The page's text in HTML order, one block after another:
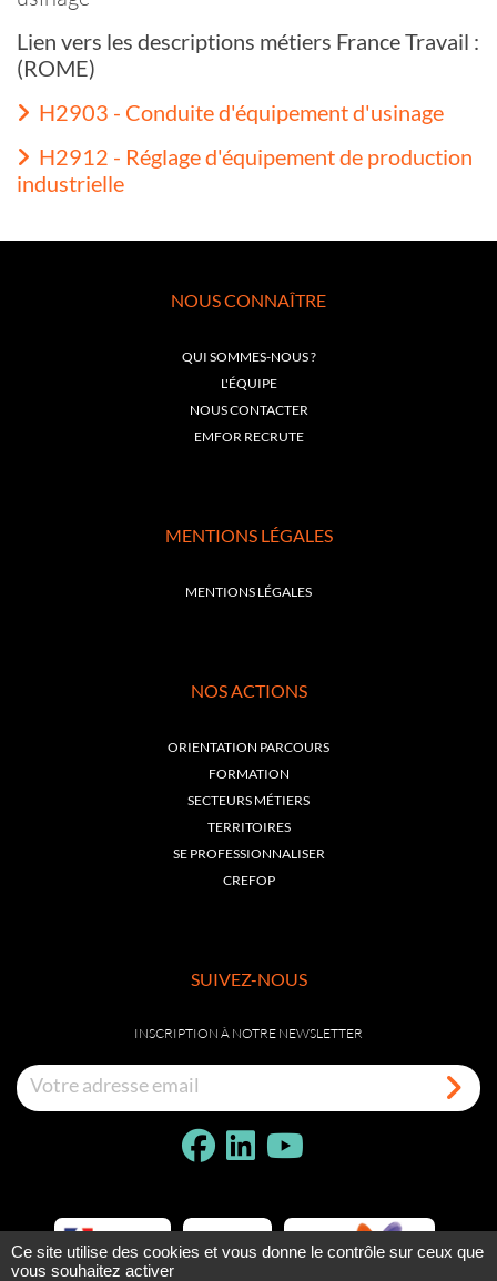
Lien vers les descriptions métiers France Travail :
(ROME)
H2903 - Conduite d'équipement d'usinage
H2912 - Réglage d'équipement de production
industrielle
NOUS CONNAÎTRE
QUI SOMMES-NOUS ?
L'ÉQUIPE
NOUS CONTACTER
EMFOR RECRUTE
MENTIONS LÉGALES
MENTIONS LÉGALES
NOS ACTIONS
ORIENTATION PARCOURS
FORMATION
SECTEURS MÉTIERS
TERRITOIRES
SE PROFESSIONNALISER
CREFOP
SUIVEZ-NOUS
INSCRIPTION À NOTRE NEWSLETTER
Ce site utilise des cookies et vous donne le contrôle sur ceux que
vous souhaitez activer